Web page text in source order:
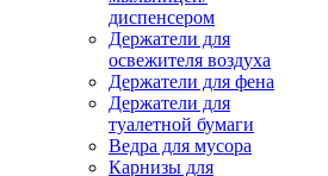
диспенсером
Держатели для
освежителя воздуха
Держатели для фена
Держатели для
туалетной бумаги
Ведра для мусора
Карнизы для